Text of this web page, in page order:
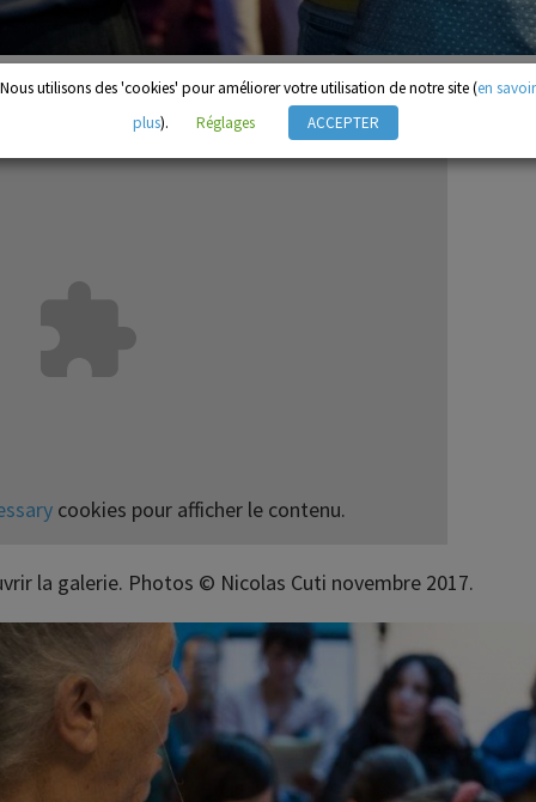
de la célébration des 10 ans du secteur
cookies pour afficher le contenu.
la galerie. Photos © Nicolas Cuti novembre 2017.
Nous utilisons des 'cookies' pour améliorer votre utilisation de notre site (en savoir
plus). Réglages ACCEPTER